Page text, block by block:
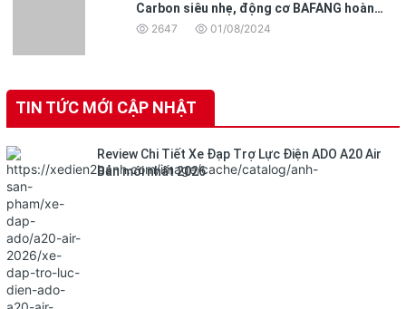
Carbon siêu nhẹ, động cơ BAFANG hoàn
toàn mới
2647 01/08/2024
TIN TỨC MỚI CẬP NHẬT
Review Chi Tiết Xe Đạp Trợ Lực Điện ADO A20 Air
Bản mới nhất 2026